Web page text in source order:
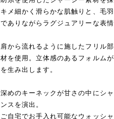
キメ細かく滑らかな肌触りと、毛
でありながらラグジュアリーな表情
肩から流れるように施したフリル
材を使用。立体感のあるフォルム
を生み出します。
深めのキーネックが甘さの中にシ
ンスを演出。
ご自宅でお手入れ可能なウォッシ